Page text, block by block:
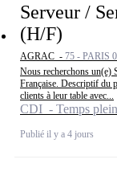
Serveur /
(H/F)
AGRAC - 75 - PARIS
Nous recherchons un(e)
Française. Descriptif du
clients à leur table avec...
CDI - Temps plein
Publié il y a 4 jours